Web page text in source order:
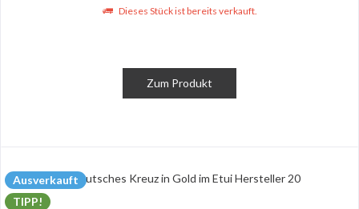
Dieses Stück ist bereits verkauft.
Zum Produkt
Ausverkauft
TIPP!